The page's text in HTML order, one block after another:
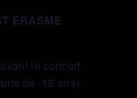
ERASME
le concert
de -16 ans)